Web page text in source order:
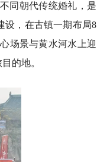
同朝代传统婚礼，是
设，在古镇一期布局8
场景与黄水河水上迎
的地。